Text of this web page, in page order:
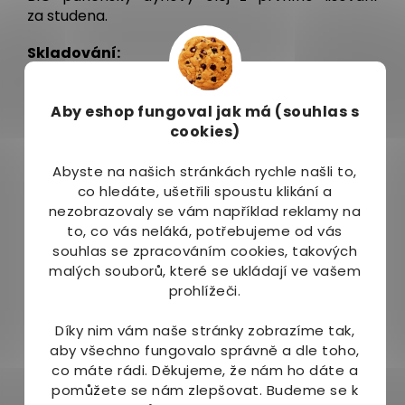
Aby eshop fungoval jak má (souhlas s
cookies)
Abyste na našich stránkách rychle našli to,
co hledáte, ušetřili spoustu klikání a
nezobrazovaly se vám například reklamy na
to, co vás neláká, potřebujeme od vás
souhlas se zpracováním cookies, takových
malých souborů, které se ukládají ve vašem
prohlížeči.
Díky nim vám naše stránky zobrazíme tak,
aby všechno fungovalo správně a dle toho,
co máte rádi. Děkujeme, že nám ho dáte a
pomůžete se nám zlepšovat. Budeme se k
za studena.
Skladování:
Skladujte při teplotě 5–10 °C, v temnu a suchu.
Láhev pečlivě uzavírejte, chraňte před
přístupem vzduchu (kyslík ničí nenasycené
Balení:
250 ml
Upozornění:
Je vhodný pouze pro studenou kuchyni,
k dochucení hotových jídel, vynikající chuť dodá
tvarohovým pomazánkám.Není určen pro
smažení, pečení a vaření! Nezahřívejte!